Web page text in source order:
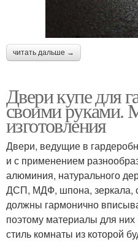
читать дальше →
Двери купе для
своими руками.
изготовления
Двери, ведущие в
и с применением
алюминия, натурального
ДСП, МДФ, шпона, зеркала,
должны гармонично
поэтому материалы для
стиль комнаты из которой